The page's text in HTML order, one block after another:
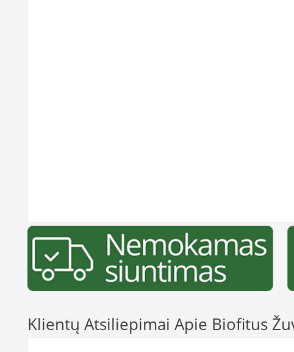
Klientų Atsiliepimai Apie Biofitus